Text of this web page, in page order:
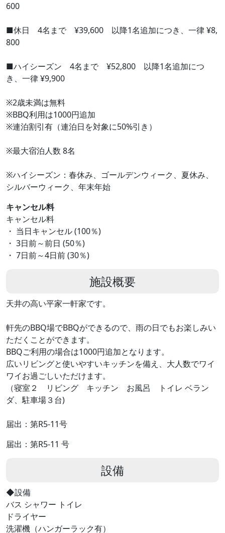
600
■休日 4名まで ¥39,600 以降1名追加につき、一律 ¥8,
800
■ハイシーズン 4名まで ¥52,800 以降1名追加につ
き、一律 ¥9,900
※2歳未満は無料
※BBQ利用は1000円追加
※連泊割引有（連泊日を対象に50%引き）
※最大宿泊人数 8名
※ハイシーズン：春休み、ゴールデンウィーク、夏休み、
シルバーウィーク、年末年始
キャンセル料
キャンセル料
・ 当日キャンセル (100％)
・ 3日前～前日 (50％)
・ 7日前～4日前 (30％)
施設概要
天井の高い平家一軒家です。
軒先のBBQ場でBBQができるので、雨の日でもお楽しみい
ただくことができます。
BBQご利用の場合は1000円追加となります。
広いリビングと使いやすいキッチンを備え、大人数でワイ
ワイお過ごしいただけます。
（寝室２ リビング キッチン お風呂 トイレ ベラン
ダ、駐車場３台)
届出：第R5-11号
届出：第R5-11 号
設備
◆設備
バス シャワー トイレ
ドライヤー
洗濯機（ハンガーラック有）